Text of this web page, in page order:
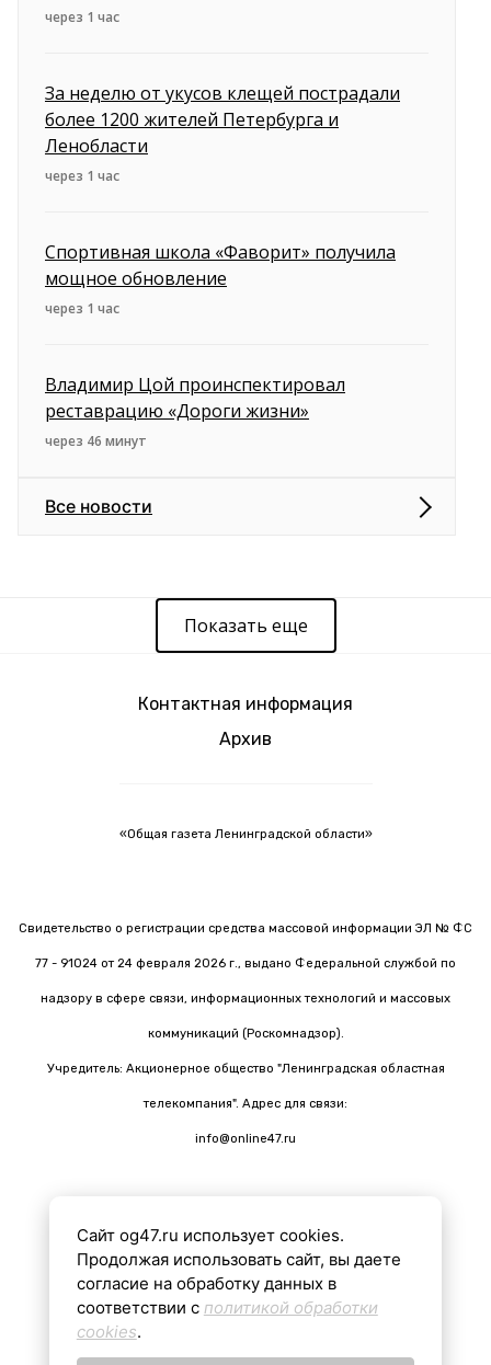
через 1 час
За неделю от укусов клещей пострадали
более 1200 жителей Петербурга и
Ленобласти
через 1 час
Спортивная школа «Фаворит» получила
мощное обновление
через 1 час
Владимир Цой проинспектировал
реставрацию «Дороги жизни»
через 46 минут
Все новости
Показать еще
Контактная информация
Архив
«Общая газета Ленинградской области»
Свидетельство о регистрации средства массовой информации ЭЛ № ФС
77 - 91024 от 24 февраля 2026 г., выдано Федеральной службой по
надзору в сфере связи, информационных технологий и массовых
коммуникаций (Роскомнадзор).
Учредитель: Акционерное общество "Ленинградская областная
телекомпания". Адрес для связи:
info@online47.ru
Все материалы на сайте подготовлены с помощью ИИ
16+
Сайт og47.ru использует cookies.
Продолжая использовать сайт, вы даете
согласие на обработку данных в
соответствии с политикой обработки
cookies.